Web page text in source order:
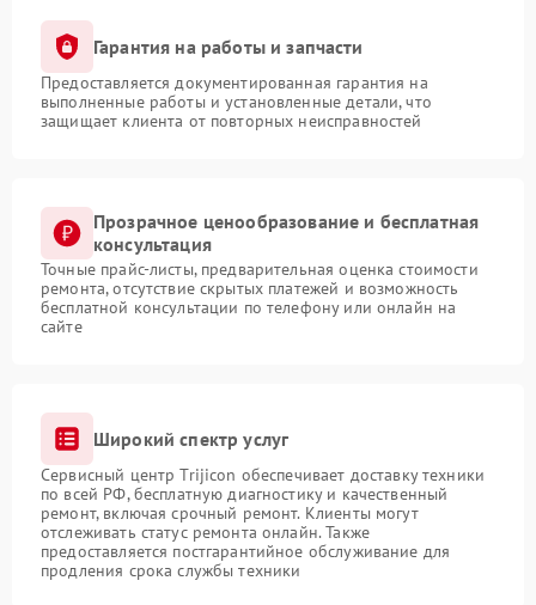
Гарантия на работы и запчасти
Предоставляется документированная гарантия на
выполненные работы и установленные детали, что
защищает клиента от повторных неисправностей
Прозрачное ценообразование и бесплатная
консультация
Точные прайс-листы, предварительная оценка стоимости
ремонта, отсутствие скрытых платежей и возможность
бесплатной консультации по телефону или онлайн на
сайте
Широкий спектр услуг
Сервисный центр Trijicon обеспечивает доставку техники
по всей РФ, бесплатную диагностику и качественный
ремонт, включая срочный ремонт. Клиенты могут
отслеживать статус ремонта онлайн. Также
предоставляется постгарантийное обслуживание для
продления срока службы техники